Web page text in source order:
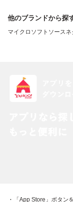
他のブランドから探
マイクロソフト ソースネ
・「App Store」ボタン